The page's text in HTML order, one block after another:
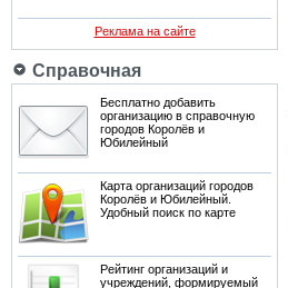
Реклама на сайте
Справочная
Бесплатно добавить
организацию в справочную
городов Королёв и
Юбилейный
Карта организаций городов
Королёв и Юбилейный.
Удобный поиск по карте
Рейтинг организаций и
учреждений, формируемый